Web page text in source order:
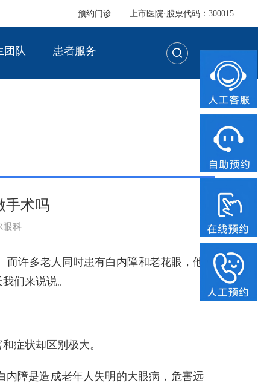
预约门诊 上市医院·股票代码：300015
团队 患者服务
手术吗
眼科
许多老人同时患有白内障和老花眼，他
们来说说。
症状却区别极大。
障是造成老年人失明的大眼病，危害远